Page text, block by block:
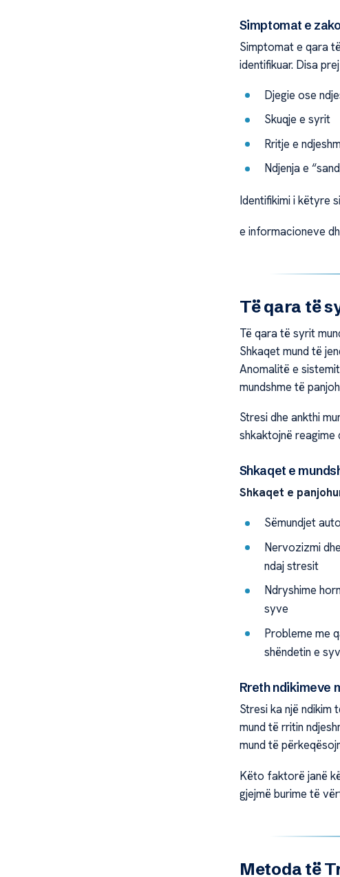
Simptomat e
Simptomat e qara
identifikuar. Disa
Djegie ose
Skuqje e syrit
Rritje e
Ndjenja e
Identifikimi i këtyre
e informacioneve
Të qara të
Të qara të syrit
Shkaqet mund të
Anomalitë e
mundshme të
Stresi dhe ankthi
shkaktojnë
Shkaqet e
Shkaqet e
Sëmundjet
Nervozizmi
ndaj stresit
Ndryshime
syve
Probleme me
shëndetin e
Rreth ndikimeve
Stresi ka një ndikim
mund të rritin
mund të
Këto faktorë janë
gjejmë burime të
Metoda të